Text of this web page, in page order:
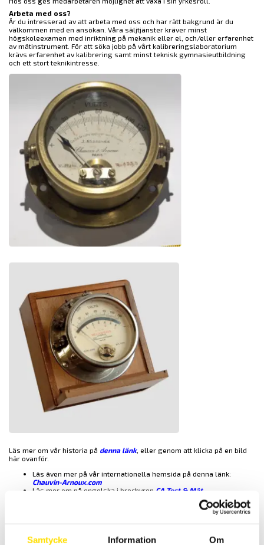
Samtycke Information Om
Arbeta med oss?
Är du intresserad av att arbeta med oss och har rätt bakgrund är du
välkommen med en ansökan. Våra säljtjänster kräver minst
högskoleexamen med inriktning på mekanik eller el, och/eller erfarenhet
av mätinstrument. För att söka jobb på vårt kalibreringslaboratorium
krävs erfarenhet av kalibrering samt minst teknisk gymnasieutbildning
och ett stort teknikintresse.
Läs mer om vår historia på denna länk, eller genom att klicka på en bild
här ovanför.
Läs även mer på vår internationella hemsida på denna länk:
Chauvin-Arnoux.com
Läs mer om på engelska i brochyren CA Test & Mät
CA Mätsystems uppförandekod finns i detta PDF dokument (engelsk text)
Code of Business Conduct